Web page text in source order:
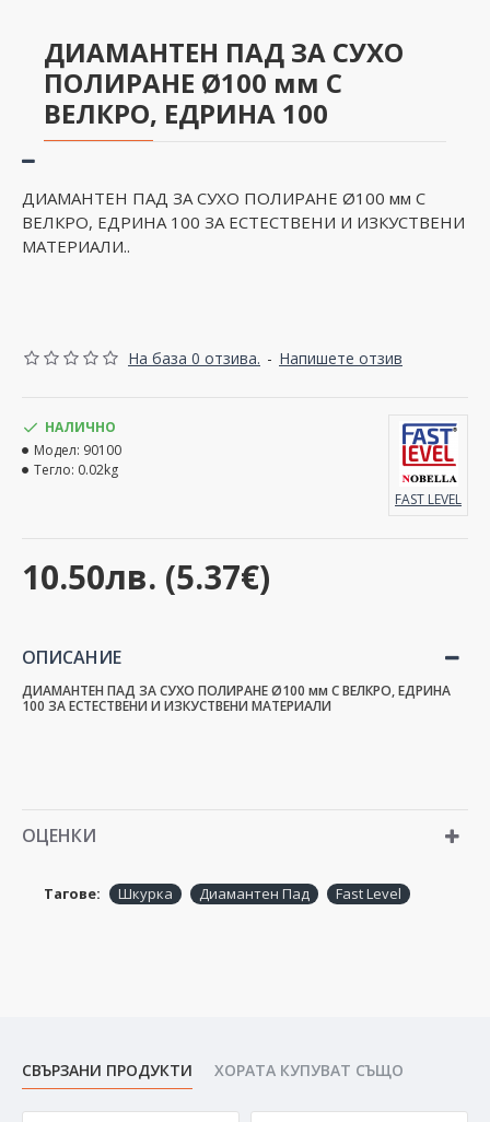
ДИАМАНТЕН ПАД ЗА СУХО
ПОЛИРАНЕ Ø100 мм С
ВЕЛКРО, ЕДРИНА 100
ДИАМАНТЕН ПАД ЗА СУХО ПОЛИРАНЕ Ø100 мм С
ВЕЛКРО, ЕДРИНА 100 ЗА ЕСТЕСТВЕНИ И ИЗКУСТВЕНИ
МАТЕРИАЛИ..
На база 0 отзива. - Напишете отзив
10.50лв. (5.37€)
НАЛИЧНО
Модел: 90100
Тегло: 0.02kg
FAST LEVEL
ОПИСАНИЕ
ДИАМАНТЕН ПАД ЗА СУХО ПОЛИРАНЕ Ø100 мм С ВЕЛКРО, ЕДРИНА
100 ЗА ЕСТЕСТВЕНИ И ИЗКУСТВЕНИ МАТЕРИАЛИ
ОЦЕНКИ
Тагове: Шкурка Диамантен Пад Fast Level
СВЪРЗАНИ ПРОДУКТИ ХОРАТА КУПУВАТ СЪЩО